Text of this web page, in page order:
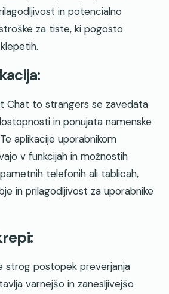
in potencialno
za tiste, ki pogosto
Chat to strangers se zavedata
in ponujata namenske
aplikacije uporabnikom
v funkcijah in možnostih
telefonih ali tablicah,
in prilagodljivost za uporabnike
strog postopek preverjanja
varnejšo in zanesljivejšo